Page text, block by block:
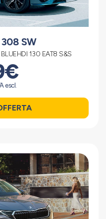
308 SW
130 EAT8 S&S
escl.